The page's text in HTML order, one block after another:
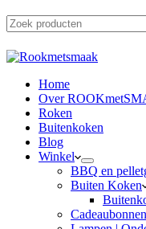
Home
Over
Roken
Buitenkoken
Blog
Winkel
BBQ en
Buiten Koken
Cadeaubonnen